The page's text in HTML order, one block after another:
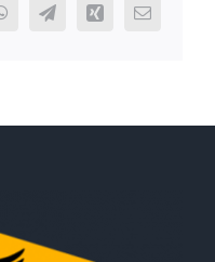
WhatsAppTelegramXing
E-